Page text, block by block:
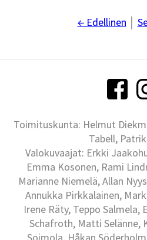
← Edellinen
Toimituskunta: Helmut
Tabell,
Valokuvaajat: Erkki
Emma Kosonen, Rami
Marianne Niemelä, Allan
Annukka Pirkkalainen,
Irene Räty, Teppo Salmela,
Schafroth, Matti Selänne,